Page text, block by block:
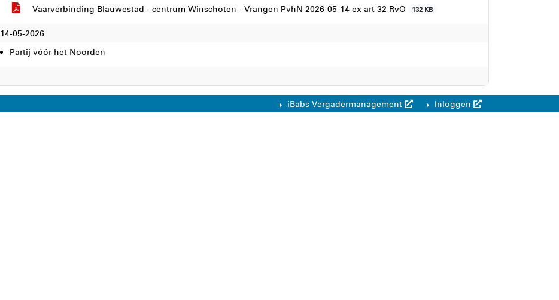
Vaarverbinding Blauwestad - centrum Winschoten - Vrangen PvhN 2026-05-14 ex art 32 RvO 132 KB
14-05-2026
Partij vóór het Noorden
iBabs Vergadermanagement Inloggen